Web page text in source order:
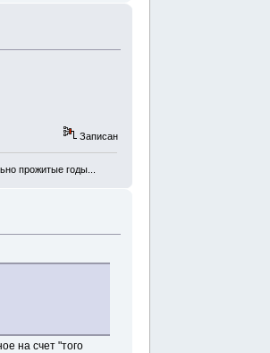
Записан
прожитые годы...
на счет "того